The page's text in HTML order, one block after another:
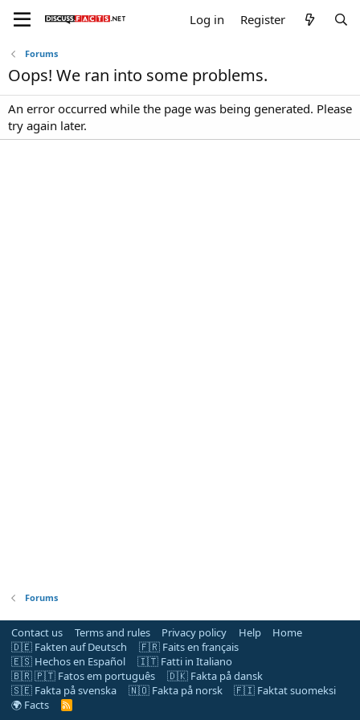
Log in Register
Forums
Oops! We ran into some problems.
An error occurred while the page was being generated. Please
try again later.
Forums
Contact us Terms and rules Privacy policy Help
Home
🇩🇪 Fakten auf Deutsch
🇫🇷 Faits en français
🇪🇸 Hechos en Español
🇮🇹 Fatti in Italiano
🇧🇷 🇵🇹 Fatos em português
🇩🇰 Fakta på dansk
🇸🇪 Fakta på svenska
🇳🇴 Fakta på norsk
🇫🇮 Faktat suomeksi
🌍 Facts
R